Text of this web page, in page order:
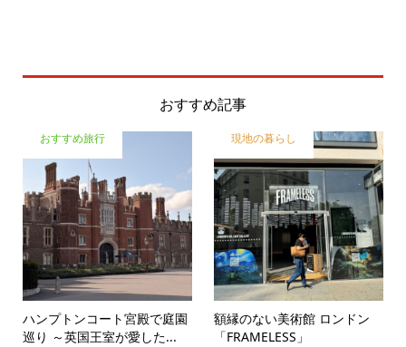
おすすめ記事
おすすめ旅行
ハンプトンコート宮殿で庭園
巡り ～英国王室が愛した...
現地の暮らし
額縁のない美術館 ロンドン
「FRAMELESS」